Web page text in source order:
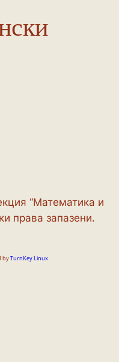
“Математика и
права запазени.
byTurnKey Linux